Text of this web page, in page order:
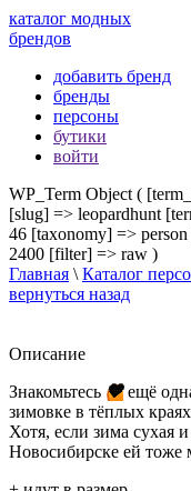
каталог модных
брендов
добавить бренд
бренды
персоны
бутики
войти
WP_Term Object (
[slug] => leopardhunt
46 [taxonomy] =>
2400 [filter] => raw )
Главная \ Каталог
вернуться назад
Описание
Знакомьтесь 🧡ещё
зимовке в тёплых
Хотя, если зима сухая
Новосибирске ей тоже